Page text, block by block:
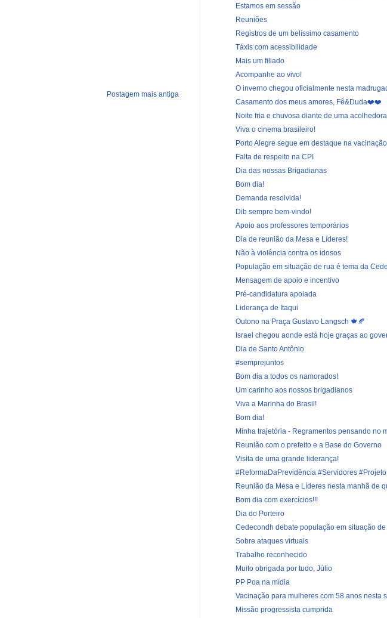
Postagem mais antiga
Estamos em sessão
Reuniões
Registros de um belíssimo casamento
Táxis com acessibilidade
Mais um filiado
Acompanhe ao vivo!
O inverno chegou oficialmente nesta
Casamento dos meus amores, Fê&Duda❤️❤️
Noite fria e chuvosa diante de uma
Viva o cinema brasileiro!
Porto Alegre segue em destaque na
Falta de respeito na CPI
Dia das nossas Brigadianas
Bom dia!
Demanda resolvida!
Dib sempre bem-vindo!
Apoio aos professores temporários
Dia de reunião da Mesa e Líderes!
Não à violência contra os idosos
População em situação de rua é tema da
Mensagem de apoio e incentivo
Pré-candidatura apoiada
Liderança de Itaqui
Outono na Praça Gustavo Langsch 🍁🍂
Israel chegou aonde está hoje graças ao
Dia de Santo Antônio
#semprejuntos
Bom dia a todos os namorados!
Um carinho aos nossos brigadianos
Viva a Marinha do Brasil!
Bom dia!
Minha trajetória - Regramentos pensando no
Reunião com o prefeito e a Base do Governo
Visita de uma grande liderança!
#ReformaDaPrevidência #Servidores #Projeto
Reunião da Mesa e Líderes nesta manhã de
Bom dia com exercícios!!!
Dia do Porteiro
Cedecondh debate população em situação
Sobre ataques virtuais
Trabalho reconhecido
Muito obrigada por tudo, Júlio
PP Poa na mídia
Vacinação para mulheres com 58 anos nesta
Missão progressista cumprida